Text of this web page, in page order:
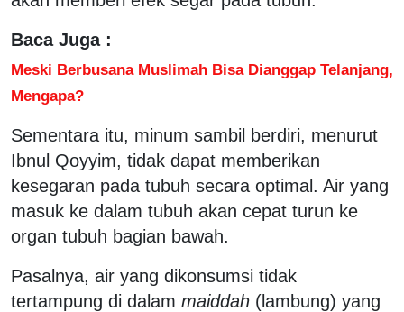
Baca Juga :
Meski Berbusana Muslimah Bisa Dianggap Telanjang,
Mengapa?
Sementara itu, minum sambil berdiri, menurut
Ibnul Qoyyim, tidak dapat memberikan
kesegaran pada tubuh secara optimal. Air yang
masuk ke dalam tubuh akan cepat turun ke
organ tubuh bagian bawah.
Pasalnya, air yang dikonsumsi tidak
tertampung di dalam maiddah (lambung) yang